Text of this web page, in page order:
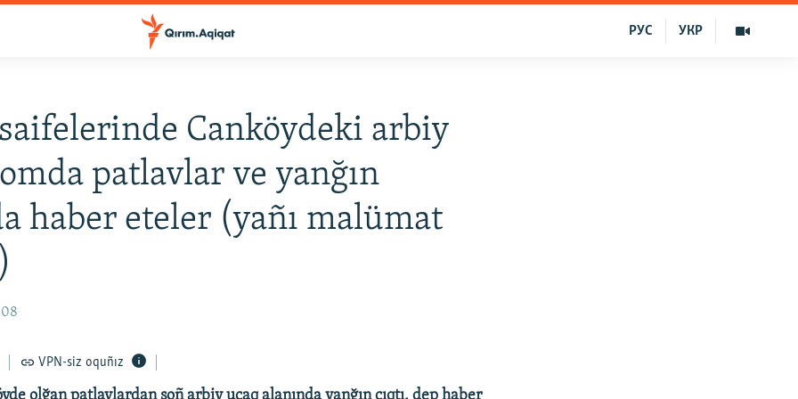
УКР
РУС
saifelerinde Canköydeki arbiy
patlavlar ve yanğın
haber eteler (yañı malümat
VPN-siz oquñız